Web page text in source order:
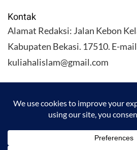
Kontak
Alamat Redaksi: Jalan Kebon
Kabupaten Bekasi. 17510. E-
kuliahalislam@gmail.com
KULIAHALISLAM.COM